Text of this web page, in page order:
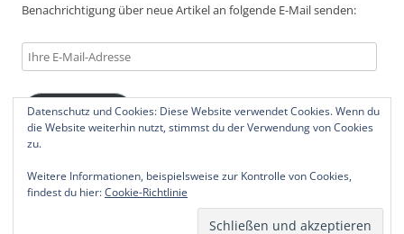
Benachrichtigung über neue Artikel an folgende E-Mail senden:
Ihre
E-
Mail-
Adresse
Abonnieren
Datenschutz und Cookies: Diese Website verwendet Cookies. Wenn du
die Website weiterhin nutzt, stimmst du der Verwendung von Cookies
zu.
Weitere Informationen, beispielsweise zur Kontrolle von Cookies,
findest du hier:Cookie-Richtlinie